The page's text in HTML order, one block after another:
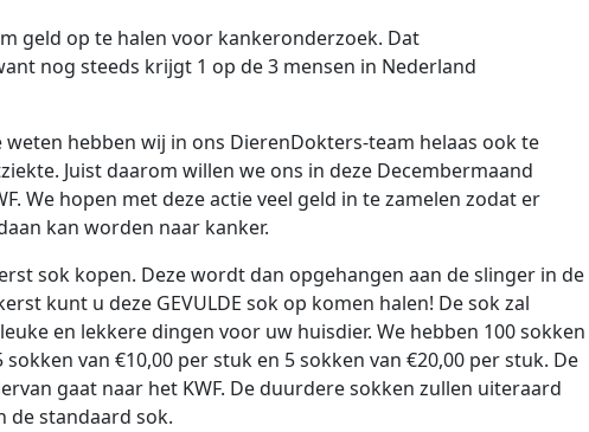
geld op te halen voor kankeronderzoek. Dat
nog steeds krijgt 1 op de 3 mensen in Nederland
weten hebben wij in ons DierenDokters-team helaas ook te
Juist daarom willen we ons in deze Decembermaand
We hopen met deze actie veel geld in te zamelen zodat er
kan worden naar kanker.
sok kopen. Deze wordt dan opgehangen aan de slinger in de
kunt u deze GEVULDE sok op komen halen! De sok zal
en lekkere dingen voor uw huisdier. We hebben 100 sokken
sokken van €10,00 per stuk en 5 sokken van €20,00 per stuk. De
gaat naar het KWF. De duurdere sokken zullen uiteraard
de standaard sok.